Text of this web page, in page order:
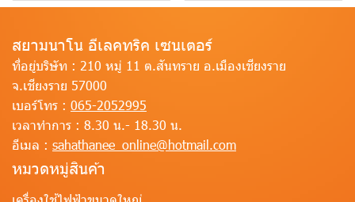
สยามนาโน อีเลคทริค เซนเตอร์
ที่อยู่บริษัท : 210 หมู่ 11 ต.สันทราย อ.เมืองเชียงราย
จ.เชียงราย 57000
เบอร์โทร : 065-2052995
เวลาทำการ : 8.30 น.- 18.30 น.
อีเมล : sahathanee_online@hotmail.com
หมวดหมู่สินค้า